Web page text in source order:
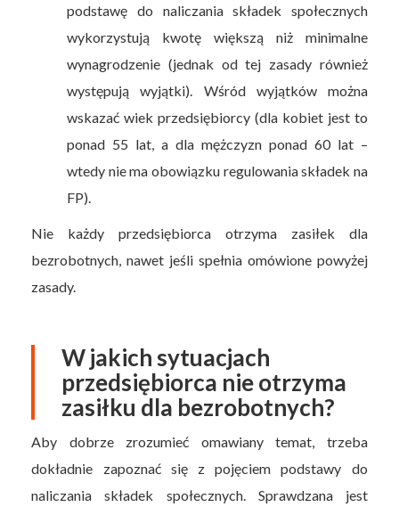
podstawę do naliczania składek społecznych
wykorzystują kwotę większą niż minimalne
wynagrodzenie (jednak od tej zasady również
występują wyjątki). Wśród wyjątków można
wskazać wiek przedsiębiorcy (dla kobiet jest to
ponad 55 lat, a dla mężczyzn ponad 60 lat –
wtedy nie ma obowiązku regulowania składek na
FP).
Nie każdy przedsiębiorca otrzyma zasiłek dla
bezrobotnych, nawet jeśli spełnia omówione powyżej
zasady.
W jakich sytuacjach
przedsiębiorca nie otrzyma
zasiłku dla bezrobotnych?
Aby dobrze zrozumieć omawiany temat, trzeba
dokładnie zapoznać się z pojęciem podstawy do
naliczania składek społecznych. Sprawdzana jest